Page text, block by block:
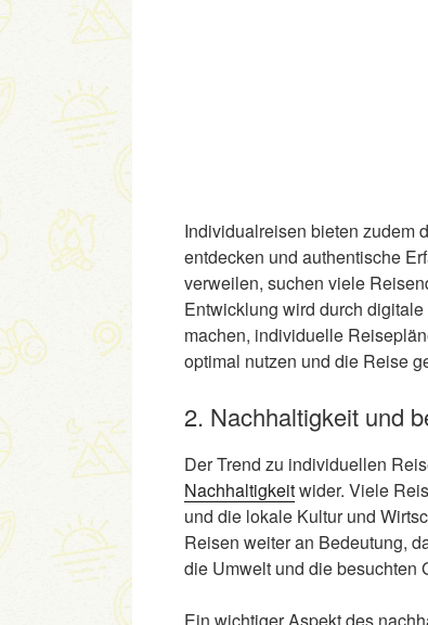
Individualreisen bieten zudem
entdecken und authentische
verweilen, suchen viele
Entwicklung wird durch
machen, individuelle
optimal nutzen und die Reise
2. Nachhaltigkeit und
Der Trend zu individuellen
Nachhaltigkeitwider. Viele
und die lokale Kultur und
Reisen weiter an Bedeutung,
die Umwelt und die besuchten
Ein wichtiger Aspekt des